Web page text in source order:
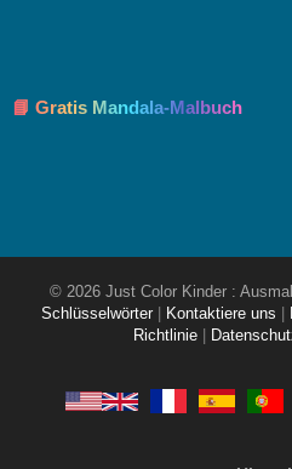
📘 Gratis Mandala-Malbuch
© 2026 Just Color Kinder :
Schlüsselwörter
Kontaktiere uns
Richtlinie